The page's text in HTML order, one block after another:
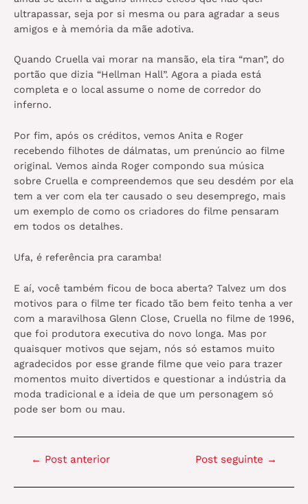
ultrapassar, seja por si mesma ou para agradar a seus
amigos e à memória da mãe adotiva.
Quando Cruella vai morar na mansão, ela tira “man”, do
portão que dizia “Hellman Hall”. Agora a piada está
completa e o local assume o nome de corredor do
inferno.
Por fim, após os créditos, vemos Anita e Roger
recebendo filhotes de dálmatas, um prenúncio ao filme
original. Vemos ainda Roger compondo sua música
sobre Cruella e compreendemos que seu desdém por ela
tem a ver com ela ter causado o seu desemprego, mais
um exemplo de como os criadores do filme pensaram
em todos os detalhes.
Ufa, é referência pra caramba!
E aí, você também ficou de boca aberta? Talvez um dos
motivos para o filme ter ficado tão bem feito tenha a ver
com a maravilhosa Glenn Close, Cruella no filme de 1996,
que foi produtora executiva do novo longa. Mas por
quaisquer motivos que sejam, nós só estamos muito
agradecidos por esse grande filme que veio para trazer
momentos muito divertidos e questionar a indústria da
moda tradicional e a ideia de que um personagem só
pode ser bom ou mau.
Navegação
Post
← Post anterior Post seguinte →